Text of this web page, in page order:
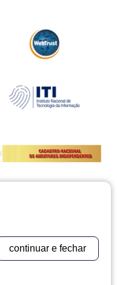
continuar e fechar